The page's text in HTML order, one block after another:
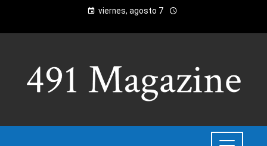
viernes, agosto 7